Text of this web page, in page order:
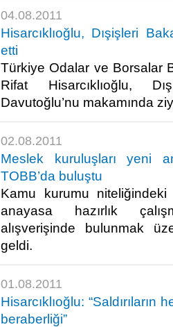
04.08.2011
Hisarcıklıoğlu, Dışişleri
etti
Türkiye Odalar ve Borsalar
Rifat Hisarcıklıoğlu,
Davutoğlu’nu makamında
02.08.2011
Meslek kuruluşları yeni
TOBB’da buluştu
Kamu kurumu
anayasa hazırlık
alışverişinde bulunmak
geldi.​ ​
01.08.2011
Hisarcıklıoğlu: “Saldırıların
beraberliği”